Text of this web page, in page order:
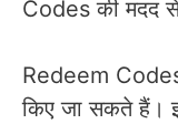
Codes की मदद से
Redeem Codes
किए जा सकते हैं।